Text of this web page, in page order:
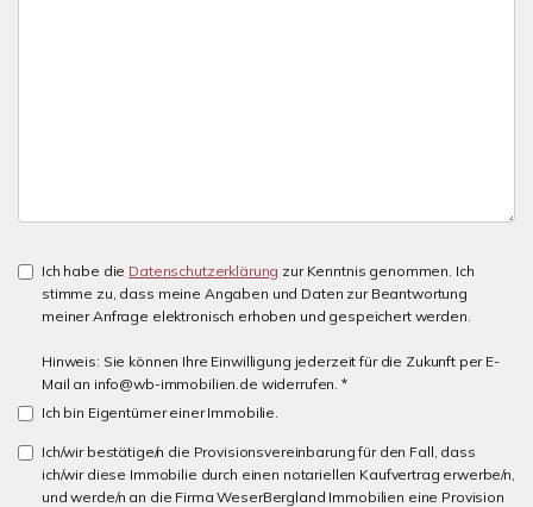
Ich habe die Datenschutzerklärung zur Kenntnis genommen. Ich
stimme zu, dass meine Angaben und Daten zur Beantwortung
meiner Anfrage elektronisch erhoben und gespeichert werden.
Hinweis: Sie können Ihre Einwilligung jederzeit für die Zukunft per E-
Mail an info@wb-immobilien.de widerrufen. *
Ich bin Eigentümer einer Immobilie.
Ich/wir bestätige/n die Provisionsvereinbarung für den Fall, dass
ich/wir diese Immobilie durch einen notariellen Kaufvertrag erwerbe/n,
und werde/n an die Firma WeserBergland Immobilien eine Provision